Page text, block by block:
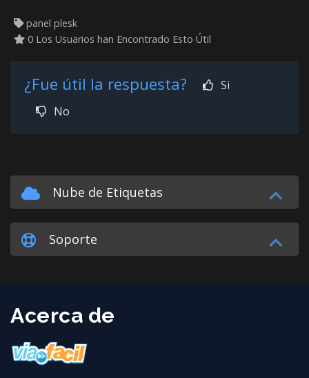
panel plesk
0 Los Usuarios han Encontrado Esto Útil
¿Fue útil la respuesta?
Si
No
Nube de Etiquetas
Soporte
Acerca de